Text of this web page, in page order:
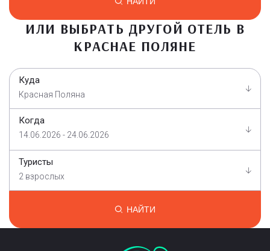
ИЛИ ВЫБРАТЬ ДРУГОЙ ОТЕЛЬ В
КРАСНАЕ ПОЛЯНЕ
Куда
Красная Поляна
Когда
14.06.2026 - 24.06.2026
Туристы
2 взрослых
НАЙТИ